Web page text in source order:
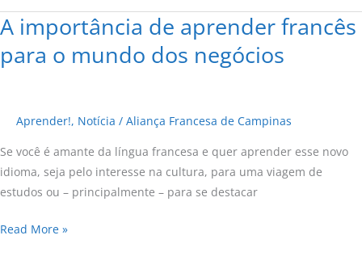
A importância de aprender francês
para o mundo dos negócios
Aprender!, Notícia / Aliança Francesa de Campinas
Se você é amante da língua francesa e quer aprender esse novo
idioma, seja pelo interesse na cultura, para uma viagem de
estudos ou – principalmente – para se destacar
A
importância
de
para
Read More »